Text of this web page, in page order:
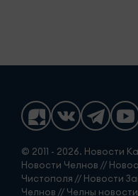
© 2011 - 2026. Новости
Новости Челнов //
Чистополя // Новости
Челнов // Челны